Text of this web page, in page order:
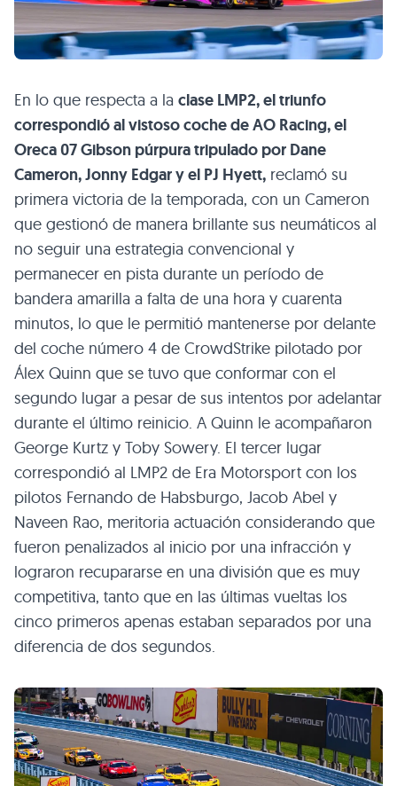
En lo que respecta a la clase LMP2, el triunfo
correspondió al vistoso coche de AO Racing, el
Oreca 07 Gibson púrpura tripulado por Dane
Cameron, Jonny Edgar y el PJ Hyett, reclamó su
primera victoria de la temporada, con un Cameron
que gestionó de manera brillante sus neumáticos al
no seguir una estrategia convencional y
permanecer en pista durante un período de
bandera amarilla a falta de una hora y cuarenta
minutos, lo que le permitió mantenerse por delante
del coche número 4 de CrowdStrike pilotado por
Álex Quinn que se tuvo que conformar con el
segundo lugar a pesar de sus intentos por adelantar
durante el último reinicio. A Quinn le acompañaron
George Kurtz y Toby Sowery. El tercer lugar
correspondió al LMP2 de Era Motorsport con los
pilotos Fernando de Habsburgo, Jacob Abel y
Naveen Rao, meritoria actuación considerando que
fueron penalizados al inicio por una infracción y
lograron recupararse en una división que es muy
competitiva, tanto que en las últimas vueltas los
cinco primeros apenas estaban separados por una
diferencia de dos segundos.